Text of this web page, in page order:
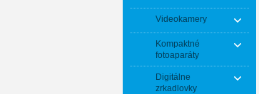
Videokamery
Kompaktné
fotoaparáty
Digitálne
zrkadlovky